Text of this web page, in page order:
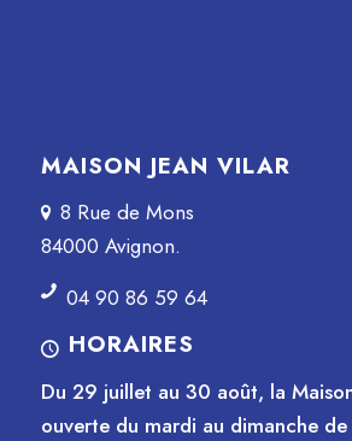
MAISON JEAN VILAR
8 Rue de Mons
84000 Avignon.
04 90 86 59 64
HORAIRES
Du 29 juillet au 30 août, la
ouverte du mardi au dimanche